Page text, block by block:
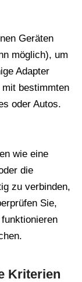
Geräten
möglich), um
Adapter
bestimmten
oder Autos.
wie eine
die
zu verbinden,
Sie,
Kriterien